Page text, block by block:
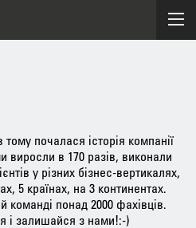
тому почалася історія компанії
виросли в 170 разів, виконали
у різних бізнес-вертикалях,
5 країнах, на 3 континентах.
команді понад 2000 фахівців.
і залишайся з нами!:-)